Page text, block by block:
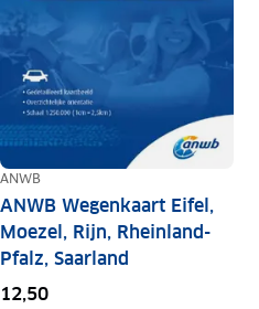
ANWB
ANWB Wegenkaart Eifel,
Moezel, Rijn, Rheinland-
Pfalz, Saarland
12,50